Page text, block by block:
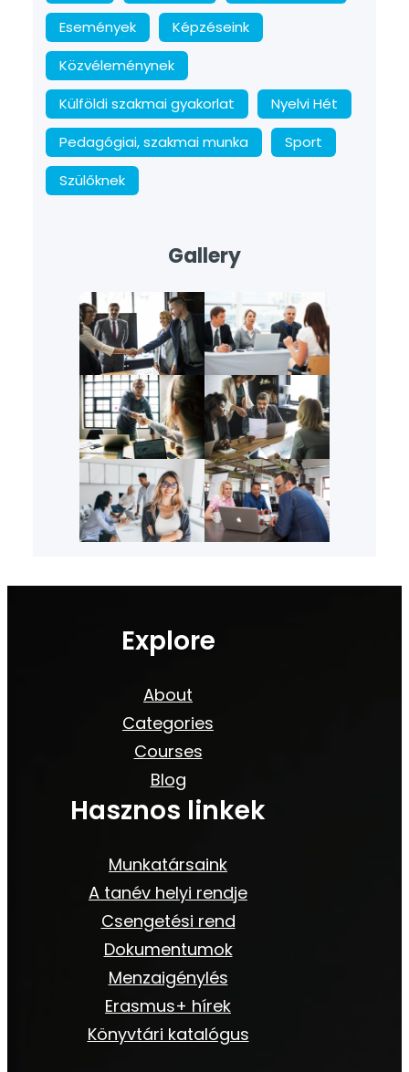
Események
Képzéseink
Közvéleménynek
Külföldi szakmai gyakorlat
Nyelvi Hét
Pedagógiai, szakmai munka
Sport
Szülőknek
Gallery
Explore
About
Categories
Courses
Blog
Hasznos linkek
Munkatársaink
A tanév helyi rendje
Csengetési rend
Dokumentumok
Menzaigénylés
Erasmus+ hírek
Könyvtári katalógus